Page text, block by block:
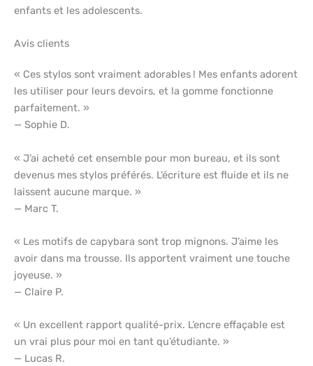
enfants et les adolescents.
Avis clients
« Ces stylos sont vraiment adorables ! Mes enfants adorent
les utiliser pour leurs devoirs, et la gomme fonctionne
parfaitement. »
— Sophie D.
« J’ai acheté cet ensemble pour mon bureau, et ils sont
devenus mes stylos préférés. L’écriture est fluide et ils ne
laissent aucune marque. »
— Marc T.
« Les motifs de capybara sont trop mignons. J’aime les
avoir dans ma trousse. Ils apportent vraiment une touche
joyeuse. »
— Claire P.
« Un excellent rapport qualité-prix. L’encre effaçable est
un vrai plus pour moi en tant qu’étudiante. »
— Lucas R.